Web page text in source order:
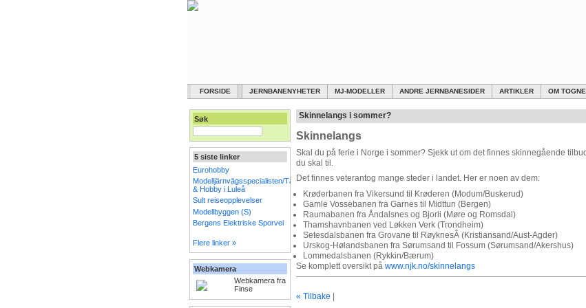
FORSIDE JERNBANENYHETER MJ-MODELLER ANDRE JERNBANESIDER ARTIKLER OM
Søk
5 siste linker
Eurohobby
Modelljärnvägsspecialisten/Tåg
& Hobby i Luleå
Sult reiseopplevelser
Modellbyggen (S)
Bergens Elektriske Sporvei
Flere linker »
Webkamera
Webkamera fra
Finse
Skinnelangs i sommer?
Skinnelangs
Skal du på ferie i Norge i sommer? Sjekk ut om det finnes skinnegående
du skal til.
Det finnes veterantog mange steder i landet. Her er noen av dem:
Krøderbanen fra Vikersund til Krøderen (Modum/Buskerud)
Gamle Vossebanen fra Garnes til Midttun (Bergen)
Raumabanen fra Åndalsnes og Bjorli (Møre og Romsdal)
Thamshavnbanen ved Løkken Verk (Trondheim)
Setesdalsbanen fra Grovane til RøyknesÂ (Kristiansand/Aust-Agder)
Urskog-Hølandsbanen fra Sørumsand til Fossum (Sørumsand/Akershus)
Lommedalsbanen (Rykkin/Bærum)
Se komplett oversikt påwww.njk.no/skinnelangs
« Tilbake |